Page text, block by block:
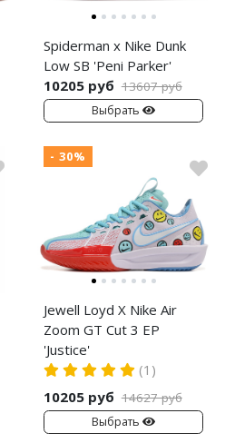
Spiderman x Nike Dunk
Low SB 'Peni Parker'
10205 руб 13607 руб
Выбрать
- 30%
Jewell Loyd X Nike Air
Zoom GT Cut 3 EP
'Justice'
(1)
10205 руб 14627 руб
Выбрать